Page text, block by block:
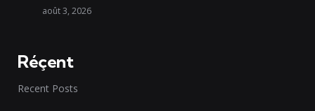
août 3, 2026
Réçent
Recent Posts